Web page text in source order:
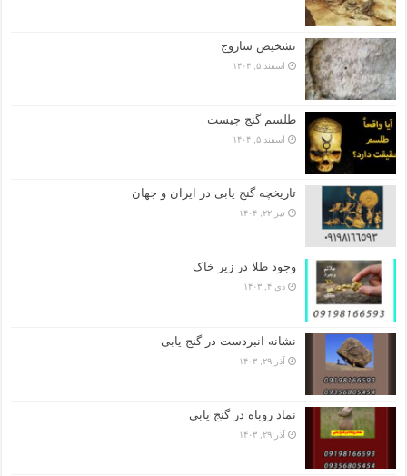
تشخیص ساروج
اسفند ۵, ۱۴۰۴
طلسم گنج چیست
اسفند ۵, ۱۴۰۴
تاریخچه گنج‌ یابی در ایران و جهان
تیر ۲۲, ۱۴۰۴
وجود طلا در زیر خاک
دی ۴, ۱۴۰۳
نشانه انبردست در گنج یابی
آذر ۲۹, ۱۴۰۳
نماد روباه در گنج یابی
آذر ۲۹, ۱۴۰۳